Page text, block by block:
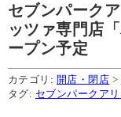
セブンパーク
ッツァ専門店
ープン予定
カテゴリ: 開店・閉店 >
タグ: セブンパークア